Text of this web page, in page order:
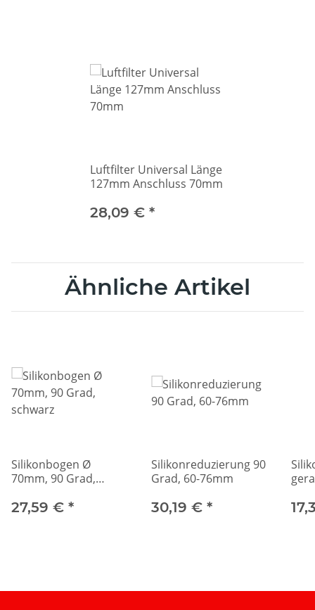
Luftfilter Universal Länge
127mm Anschluss 70mm
28,09 € *
Ähnliche Artikel
Silikonbogen Ø
70mm, 90 Grad,
27,59 € *
Silikonreduzierung 90
Grad, 60-76mm
30,19 € *